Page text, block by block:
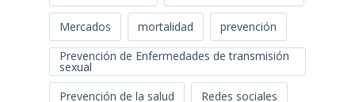
Mercados mortalidad
prevención
Prevención de Enfermedades de transmisión
sexual
Prevención de la salud
Redes sociales